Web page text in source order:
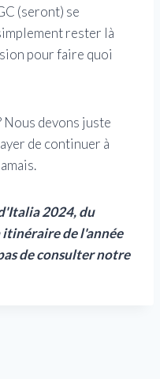
(seront) se
rester là
pour faire quoi
Nous devons juste
de continuer à
2024, du
itinéraire de l'année
de consulter notre